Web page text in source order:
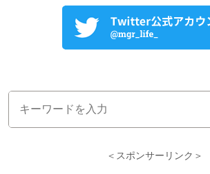
＜スポンサーリンク＞